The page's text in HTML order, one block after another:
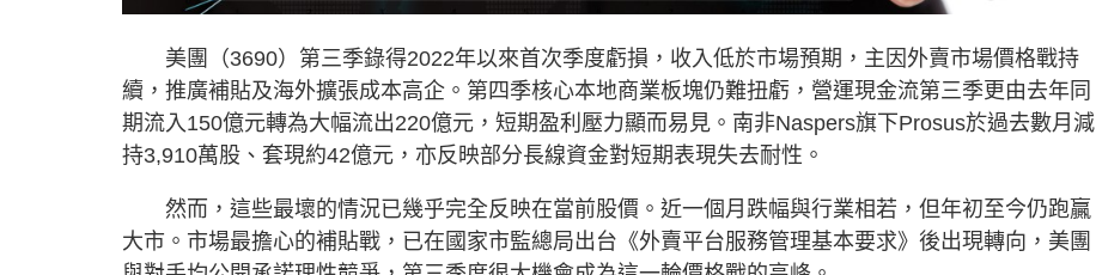
美團（3690）第三季錄得2022年以來首次季度虧損，收入低於市場預期，主因外賣市場價格戰持
續，推廣補貼及海外擴張成本高企。第四季核心本地商業板塊仍難扭虧，營運現金流第三季更由去年同
期流入150億元轉為大幅流出220億元，短期盈利壓力顯而易見。南非Naspers旗下Prosus於過去數月減
持3,910萬股、套現約42億元，亦反映部分長線資金對短期表現失去耐性。
然而，這些最壞的情況已幾乎完全反映在當前股價。近一個月跌幅與行業相若，但年初至今仍跑贏
大市。市場最擔心的補貼戰，已在國家市監總局出台《外賣平台服務管理基本要求》後出現轉向，美團